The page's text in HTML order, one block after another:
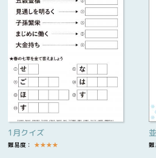
1月クイズ
難易度： ★★★★ 難